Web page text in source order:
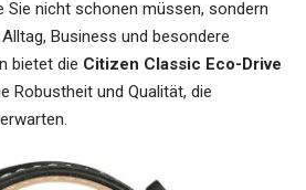
Sie nicht schonen müssen, sondern
Business und besondere
bietet die Citizen Classic Eco-Drive
Robustheit und Qualität, die